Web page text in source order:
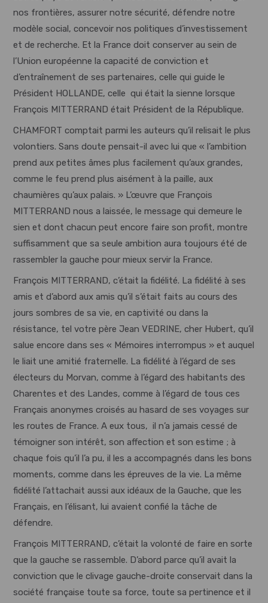
nos frontières, assurer notre sécurité, défendre notre
modèle social, concevoir nos politiques d’investissement
et de recherche. Et la France doit conserver au sein de
l’Union européenne la capacité de conviction et
d’entraînement de ses partenaires, celle qui guide le
Président HOLLANDE, celle qui était la sienne lorsque
François MITTERRAND était Président de la République.
CHAMFORT comptait parmi les auteurs qu’il relisait le plus
volontiers. Sans doute pensait-il avec lui que « l’ambition
prend aux petites âmes plus facilement qu’aux grandes,
comme le feu prend plus aisément à la paille, aux
chaumières qu’aux palais. » L’œuvre que François
MITTERRAND nous a laissée, le message qui demeure le
sien et dont chacun peut encore faire son profit, montre
suffisamment que sa seule ambition aura toujours été de
rassembler la gauche pour mieux servir la France.
François MITTERRAND, c’était la fidélité. La fidélité à ses
amis et d’abord aux amis qu’il s’était faits au cours des
jours sombres de sa vie, en captivité ou dans la
résistance, tel votre père Jean VEDRINE, cher Hubert, qu’il
salue encore dans ses « Mémoires interrompus » et auquel
le liait une amitié fraternelle. La fidélité à l’égard de ses
électeurs du Morvan, comme à l’égard des habitants des
Charentes et des Landes, comme à l’égard de tous ces
Français anonymes croisés au hasard de ses voyages sur
les routes de France. A eux tous, il n’a jamais cessé de
témoigner son intérêt, son affection et son estime ; à
chaque fois qu’il l’a pu, il les a accompagnés dans les bons
moments, comme dans les épreuves de la vie. La même
fidélité l’attachait aussi aux idéaux de la Gauche, que les
Français, en l’élisant, lui avaient confié la tâche de
défendre.
François MITTERRAND, c’était la volonté de faire en sorte
que la gauche se rassemble. D’abord parce qu’il avait la
conviction que le clivage gauche-droite conservait dans la
société française toute sa force, toute sa pertinence et il